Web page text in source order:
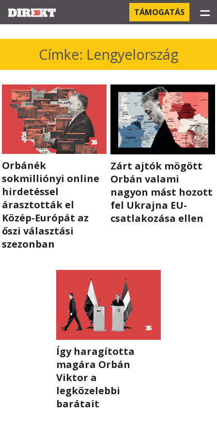
PROJEKTEK
KÓRHÁZI FERTŐZÉSEK
ORBÁN ÉS A GAZDASÁG
KÍNAI NEGYED
OROSZ KAPCSOLATOK
PEGASUS-MEGFIGYELÉSEK
AZ ORBÁN CSALÁD ÜZLETEI
OFFSHORE TITKOK
RÓLUNK
WEBSHOP
TÁMOGATÁS ☰
Címke: Lengyelország
Orbánék
sokmilliónyi online
hirdetéssel
árasztották el
Közép-Európát az
őszi választási
szezonban
Zárt ajtók mögött
Orbán valami
nagyon mást hozott
fel Ukrajna EU-
csatlakozása ellen
Így haragította
magára Orbán
Viktor a
legközelebbi
barátait